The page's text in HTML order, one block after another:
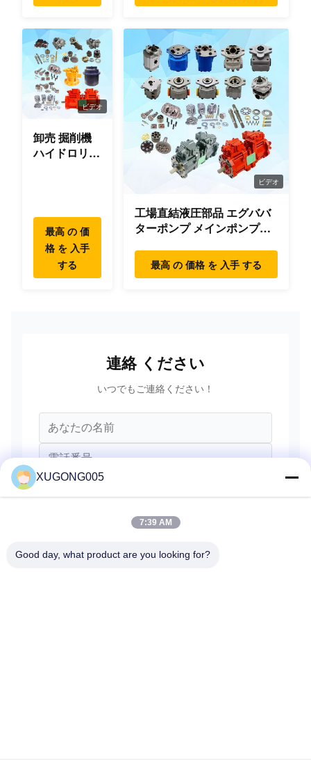
ビデオ
卸売 掘削機
ハイドロリッ
スウィング
モーター ハ
イデヤンマー
コマツー ヒ
タチ XCMG
最高 の 価
格 を 入手
する
ビデオ
工場直結液圧部品 エグババ
ターポンプ メインポンプエ
PC/EX/EC/DH/DX/CAAT/SH
部品
最高 の 価格 を 入手 する
連絡 ください
いつでもご連絡ください！
XUGONG005
7:39 AM
Good day, what product are you looking for?